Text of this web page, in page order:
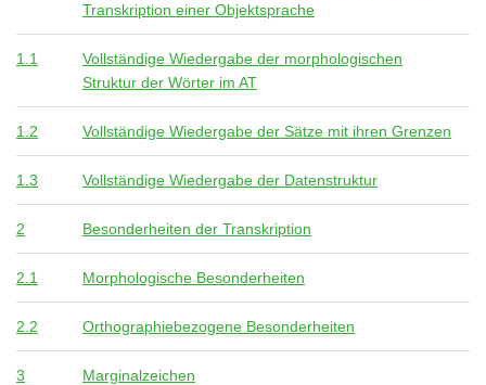
Transkription einer Objektsprache
1.1
Vollständige Wiedergabe der morphologischen
Struktur der Wörter im AT
1.2 Vollständige Wiedergabe der Sätze mit ihren Grenzen
1.3 Vollständige Wiedergabe der Datenstruktur
2 Besonderheiten der Transkription
2.1 Morphologische Besonderheiten
2.2 Orthographiebezogene Besonderheiten
3 Marginalzeichen